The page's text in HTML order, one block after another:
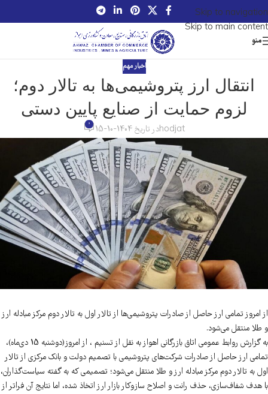
Skip to navigation
Skip to main content
منو
اخبار مهم
انتقال ارز پتروشیمی‌ها به تالار دوم؛
لزوم حمایت از صنایع پایین دستی
hodjatدر تاریخ 1404-10-15 0
از امروز تمامی ارز حاصل از صادرات پتروشیمی‌ها از تالار اول به تالار دوم مرکز مبادله ارز
و طلا منتقل می‌شود.
به گزارش روابط عمومی اتاق بازرگانی اهواز به نقل از تسنیم ، از امروز(دوشنبه 15 دی‌ماه)،
تمامی ارز حاصل از صادرات شرکت‌های پتروشیمی با تصمیم دولت و بانک مرکزی از تالار
اول به تالار دوم مرکز مبادله ارز و طلا منتقل می‌شود؛ تصمیمی که به گفته سیاست‌گذاران،
با هدف شفاف‌سازی، حذف رانت و اصلاح سازوکار بازار ارز اتخاذ شده، اما نتایج آن فراتر از